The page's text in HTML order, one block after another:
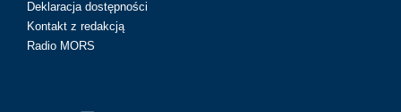
Deklaracja dostępności
Kontakt z redakcją
Radio MORS